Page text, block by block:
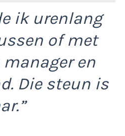
ik urenlang
of met
en
Die steun is